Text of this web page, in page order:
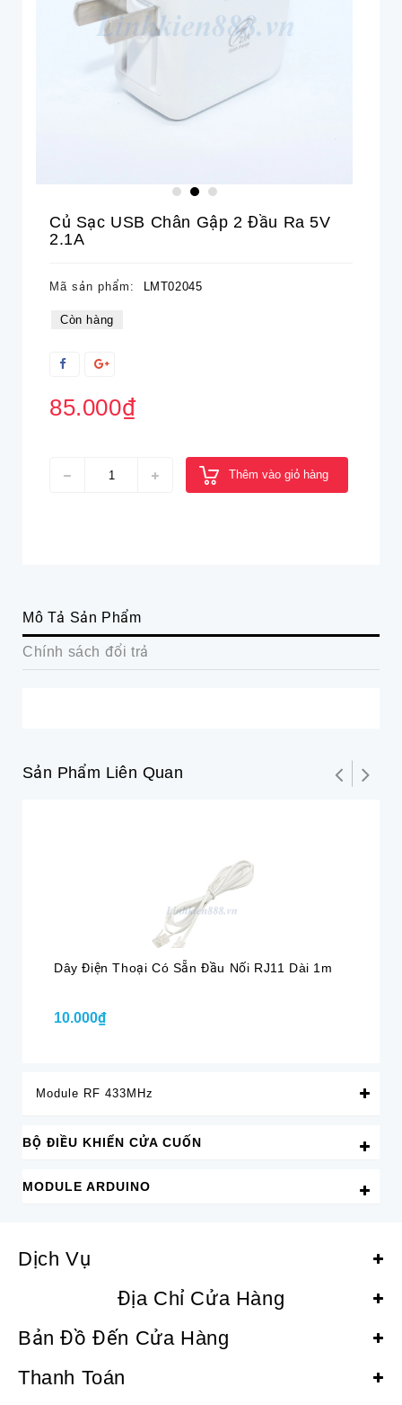
Củ Sạc USB Chân Gập 2 Đầu Ra 5V
2.1A
Mã sản phẩm: LMT02045
Còn hàng
85.000₫
Thêm vào giỏ hàng
Mô Tả Sản Phẩm
Chính sách đổi trả
Sản Phẩm Liên Quan
Dây Điện Thoại Có Sẵn Đầu Nối RJ11 Dài 1m
10.000₫
Module RF 433MHz
BỘ ĐIỀU KHIỂN CỬA CUỐN
MODULE ARDUINO
Dịch Vụ
Địa Chỉ Cửa Hàng
Bản Đồ Đến Cửa Hàng
Thanh Toán